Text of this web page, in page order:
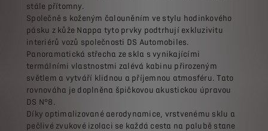
stále přítomny.
Společně s koženým čalouněním ve stylu hodinkového
pásku z kůže Nappa tyto prvky podtrhují exkluzivitu
interiérů vozů společnosti DS Automobiles.
Panoramatická střecha ze skla s vynikajícími
termálními vlastnostmi zalévá kabinu přirozeným
světlem a vytváří klidnou a příjemnou atmosféru. Tato
rovnováha je doplněna špičkovou akustickou úpravou
DS N°8.
Díky optimalizované aerodynamice, vrstvenému sklu a
pečlivé zvukové izolaci se každá cesta na palubě stane